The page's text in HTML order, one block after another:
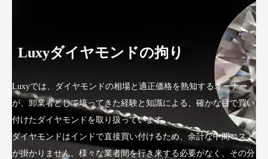
Luxyダイヤモンドの拘り
Luxyでは、ダイヤモンドの相場と適正価格を熟知するオーナー
が、卸業者として培ってきた経験と知識による、確かな目で買い
付けたダイヤモンドを取り扱っています。
ダイヤモンドはインドで直接買い付けるため、余計な中間コスト
が掛かりません。様々な業者間を行き来する必要がなく、その分